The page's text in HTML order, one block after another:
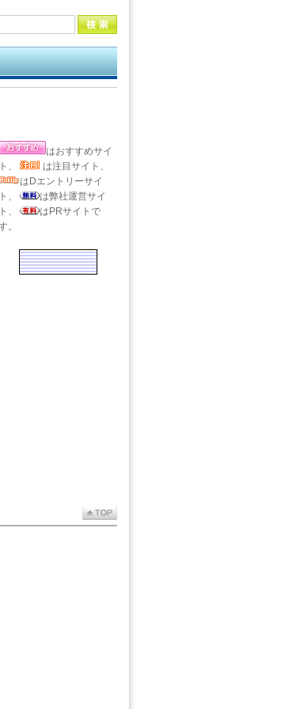
はおすすめサイ
ト、
は注目サイト、
はDエントリーサイ
ト、
は弊社運営サイ
ト、
はPRサイトで
。